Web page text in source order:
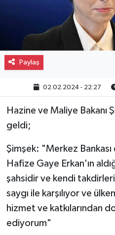
Paylaş
02.02.2024 - 22:27
Hazine ve Maliye Bakanı
geldi;
Şimşek: "Merkez Bankası
Hafize Gaye Erkan'ın
şahsidir ve kendi
saygı ile karşılıyor ve
hizmet ve katkılarından
ediyorum"